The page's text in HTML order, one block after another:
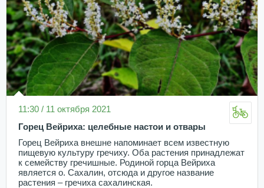
11:30 / 11 октября 2021
Горец Вейриха: целебные настои и отвары
Горец Вейриха внешне напоминает всем известную
пищевую культуру гречиху. Оба растения принадлежат
к семейству гречишные. Родиной горца Вейриха
является о. Сахалин, отсюда и другое название
растения – гречиха сахалинская.